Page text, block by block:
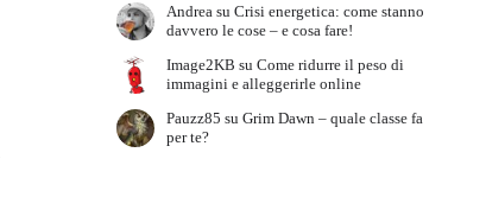
Andrea su Crisi energetica: come stanno
davvero le cose – e cosa fare!
Image2KB su Come ridurre il peso di
immagini e alleggerirle online
Pauzz85 su Grim Dawn – quale classe fa
per te?